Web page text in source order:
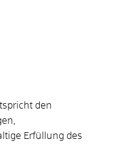
den
Erfüllung des